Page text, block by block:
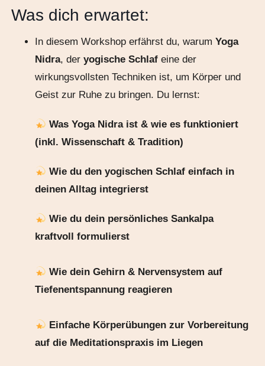
Was dich erwartet:
In diesem Workshop erfährst du, warum Yoga
Nidra, deryogische Schlafeine der
wirkungsvollsten Techniken ist, um Körper und
Geist zur Ruhe zu bringen. Du lernst:
Was Yoga Nidra ist & wie es funktioniert
(inkl. Wissenschaft & Tradition)
Wie du den yogischen Schlaf einfach in
deinen Alltag integrierst
Wie du dein persönliches Sankalpa
kraftvoll formulierst
Wie dein Gehirn & Nervensystem auf
Tiefenentspannung reagieren
Einfache Körperübungen zur Vorbereitung
auf die Meditationspraxis im Liegen